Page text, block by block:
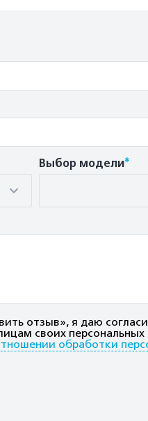
Выбор модели*
отзыв», я даю
своих персональных
обработки